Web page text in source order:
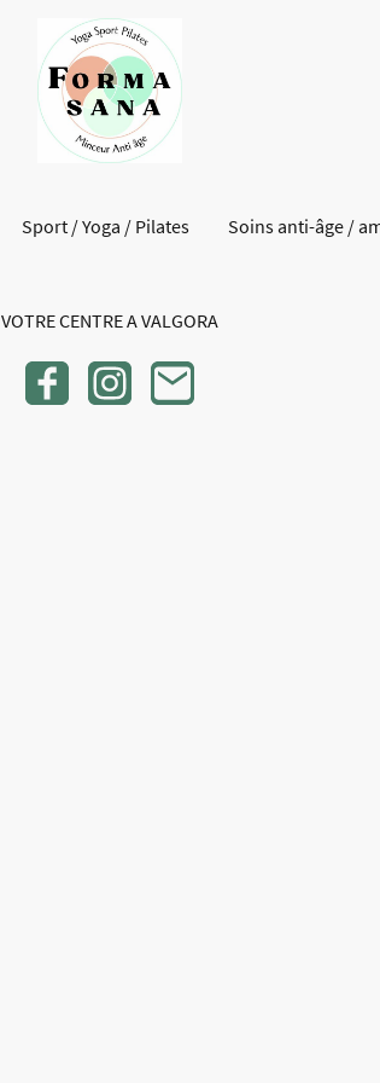
Sport / Yoga / Pilates Soins anti-âge /
VOTRE CENTRE A VALGORA